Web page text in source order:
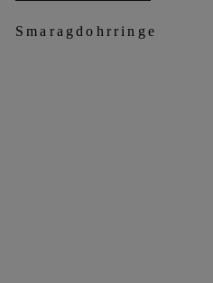
Smaragdohrringe